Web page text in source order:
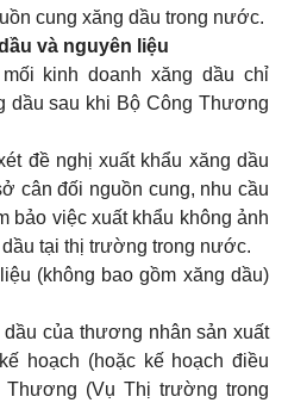
cung xăng dầu trong nước.
và nguyên liệu
kinh doanh xăng dầu chỉ
dầu sau khi Bộ Công Thương
đề nghị xuất khẩu xăng dầu
cân đối nguồn cung, nhu cầu
bảo việc xuất khẩu không ảnh
tại thị trường trong nước.
(không bao gồm xăng dầu)
của thương nhân sản xuất
hoạch (hoặc kế hoạch điều
(Vụ Thị trường trong